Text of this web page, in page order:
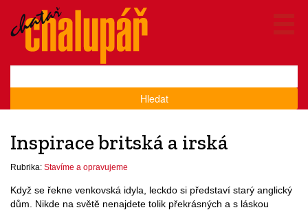
Hledat
Inspirace britská a irská
Rubrika: Stavíme a opravujeme
Když se řekne venkovská idyla, leckdo si představí starý anglický
dům. Nikde na světě nenajdete tolik překrásných a s láskou